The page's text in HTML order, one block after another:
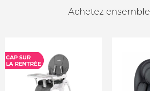
Achetez ensemble